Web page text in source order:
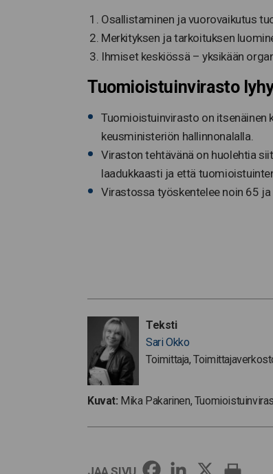
Osallistaminen ja vuorovaikutus
Merkityksen ja tarkoituksen
Ihmiset keskiössä – yksikään
Tuo­miois­tuin­vi­ras­to
Tuo­miois­tuin­vi­ras­to on
keus­mi­nis­te­riön hal­lin­no­na­lal­la.
Viraston tehtävänä on huolehtia
laadukkaasti ja että
Virastossa työskentelee noin 65
Teksti
Sari Okko
Toimittaja,
Kuvat: Mika Pakarinen,
JAA SIVU